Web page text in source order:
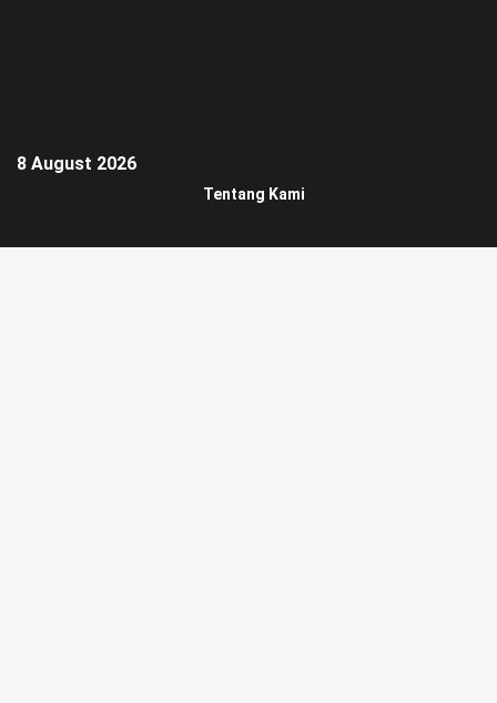
8 August 2026
Tentang Kami